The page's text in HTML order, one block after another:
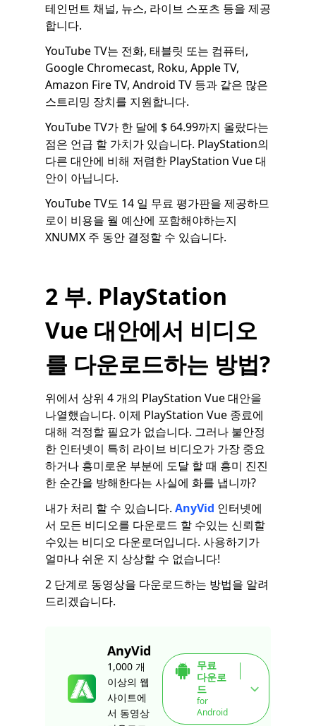
테인먼트 채널, 뉴스, 라이브 스포츠 등을 제공
합니다.
YouTube TV는 전화, 태블릿 또는 컴퓨터,
Google Chromecast, Roku, Apple TV,
Amazon Fire TV, Android TV 등과 같은 많은
스트리밍 장치를 지원합니다.
YouTube TV가 한 달에 $ 64.99까지 올랐다는
점은 언급 할 가치가 있습니다. PlayStation의
다른 대안에 비해 저렴한 PlayStation Vue 대
안이 아닙니다.
YouTube TV도 14 일 무료 평가판을 제공하므
로이 비용을 월 예산에 포함해야하는지
XNUMX 주 동안 결정할 수 있습니다.
2 부. PlayStation
Vue 대안에서 비디오
를 다운로드하는 방법?
위에서 상위 4 개의 PlayStation Vue 대안을
나열했습니다. 이제 PlayStation Vue 종료에
대해 걱정할 필요가 없습니다. 그러나 불안정
한 인터넷이 특히 라이브 비디오가 가장 중요
하거나 흥미로운 부분에 도달 할 때 흥미 진진
한 순간을 방해한다는 사실에 화를 냅니까?
내가 처리 할 수 ​​있습니다. AnyVid 인터넷에
서 모든 비디오를 다운로드 할 수있는 신뢰할
수있는 비디오 다운로더입니다. 사용하기가
얼마나 쉬운 지 상상할 수 없습니다!
2 단계로 동영상을 다운로드하는 방법을 알려
드리겠습니다.
AnyVid
1,000 개
이상의 웹
사이트에
서 동영상
무료
다운로
드
for
Android